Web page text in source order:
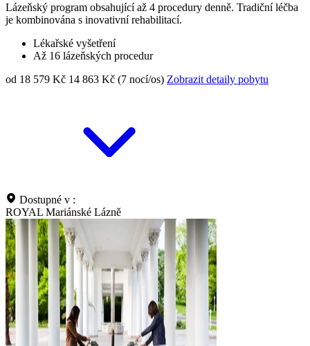
Lázeňský program obsahující až 4 procedury denně. Tradiční léčba
je kombinována s inovativní rehabilitací.
Lékařské vyšetření
Až 16 lázeňských procedur
od 18 579 Kč 14 863 Kč (7 nocí/os) Zobrazit detaily pobytu
Dostupné v :
ROYAL Mariánské Lázně